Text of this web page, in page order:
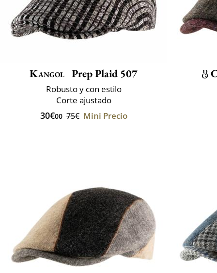
Kangol Prep Plaid 507
Robusto y con estilo
Corte ajustado
30€00 75€ Mini Precio